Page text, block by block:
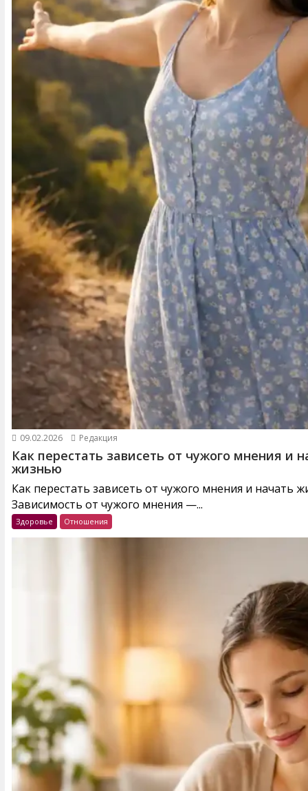
09.02.2026 Редакция
Как перестать зависеть от чужого мнения и
жизнью
Как перестать зависеть от чужого мнения и начать
Зависимость от чужого мнения —...
Здоровье Отношения